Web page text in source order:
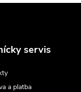
servis
a platba